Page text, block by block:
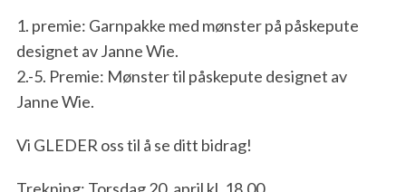
1. premie: Garnpakke med mønster på påskepute
designet av Janne Wie.
2.-5. Premie: Mønster til påskepute designet av
Janne Wie.
Vi GLEDER oss til å se ditt bidrag!